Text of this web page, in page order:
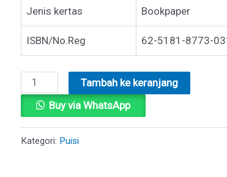
Jenis kertas Bookpaper
ISBN/No.Reg 62-5181-8773-
Kuantitas
ISI
PIKIRANKU
Tambah ke keranjang
Buy via WhatsApp
Kategori: Puisi